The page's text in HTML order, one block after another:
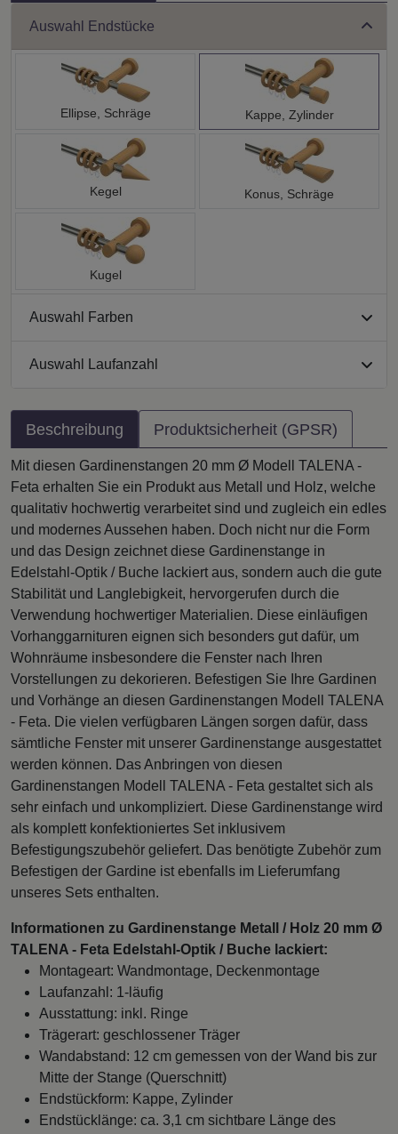
Auswahl Endstücke
Ellipse, Schräge Kappe, Zylinder
Kegel Konus, Schräge
Kugel
Auswahl Farben
Auswahl Laufanzahl
Beschreibung Produktsicherheit (GPSR)
Mit diesen Gardinenstangen 20 mm Ø Modell TALENA -
Feta erhalten Sie ein Produkt aus Metall und Holz, welche
qualitativ hochwertig verarbeitet sind und zugleich ein edles
und modernes Aussehen haben. Doch nicht nur die Form
und das Design zeichnet diese Gardinenstange in
Edelstahl-Optik / Buche lackiert aus, sondern auch die gute
Stabilität und Langlebigkeit, hervorgerufen durch die
Verwendung hochwertiger Materialien. Diese einläufigen
Vorhanggarnituren eignen sich besonders gut dafür, um
Wohnräume insbesondere die Fenster nach Ihren
Vorstellungen zu dekorieren. Befestigen Sie Ihre Gardinen
und Vorhänge an diesen Gardinenstangen Modell TALENA
- Feta. Die vielen verfügbaren Längen sorgen dafür, dass
sämtliche Fenster mit unserer Gardinenstange ausgestattet
werden können. Das Anbringen von diesen
Gardinenstangen Modell TALENA - Feta gestaltet sich als
sehr einfach und unkompliziert. Diese Gardinenstange wird
als komplett konfektioniertes Set inklusivem
Befestigungszubehör geliefert. Das benötigte Zubehör zum
Befestigen der Gardine ist ebenfalls im Lieferumfang
unseres Sets enthalten.
Informationen zu Gardinenstange Metall / Holz 20 mm Ø
TALENA - Feta Edelstahl-Optik / Buche lackiert:
Montageart: Wandmontage, Deckenmontage
Laufanzahl: 1-läufig
Ausstattung: inkl. Ringe
Trägerart: geschlossener Träger
Wandabstand: 12 cm gemessen von der Wand bis zur
Mitte der Stange (Querschnitt)
Endstückform: Kappe, Zylinder
Endstücklänge: ca. 3,1 cm sichtbare Länge des